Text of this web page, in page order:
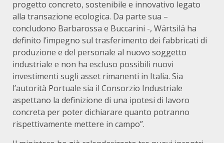
progetto concreto, sostenibile e innovativo legato
alla transazione ecologica. Da parte sua –
concludono Barbarossa e Buccarini -, Wärtsilä ha
definito l’impegno sul trasferimento dei fabbricati di
produzione e del personale al nuovo soggetto
industriale e non ha escluso possibili nuovi
investimenti sugli asset rimanenti in Italia. Sia
l’autorità Portuale sia il Consorzio Industriale
aspettano la definizione di una ipotesi di lavoro
concreta per poter dichiarare quanto potranno
rispettivamente mettere in campo”.